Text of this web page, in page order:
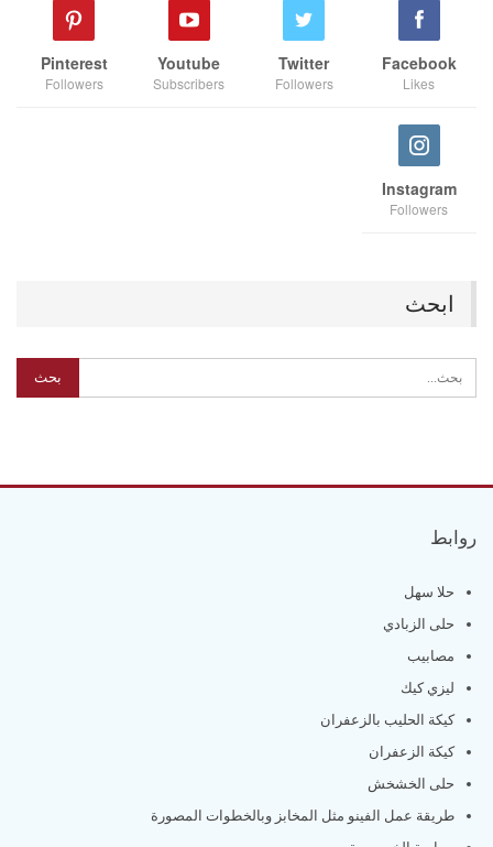
Facebook
Likes
Twitter
Followers
Youtube
Subscribers
Pinterest
Followers
Instagram
Followers
ابحث
روابط
حلا سهل
حلى الزبادي
مصابيب
ليزي كيك
كيكة الحليب بالزعفران
كيكة الزعفران
حلى الخشخش
طريقة عمل الفينو مثل المخابز وبالخطوات المصورة